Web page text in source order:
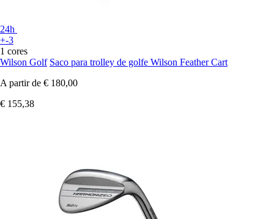
24h
+-3
1 cores
Wilson Golf Saco para trolley de golfe Wilson Feather Cart
A partir de € 180,00
€ 155,38